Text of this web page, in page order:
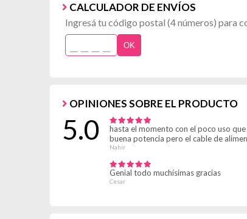
CALCULADOR DE ENVÍOS
Ingresá tu código postal (4 números) para
OK
OPINIONES SOBRE EL PRODUCTO
5.0
hasta el momento con el poco uso
buena potencia pero el cable de
Nahir
Genial todo muchísimas gracias
Cesar